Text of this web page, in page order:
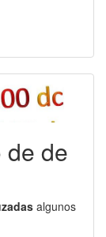
de de
algunos